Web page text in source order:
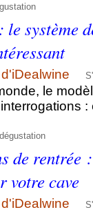
le système
le
de rentrée
votre cave